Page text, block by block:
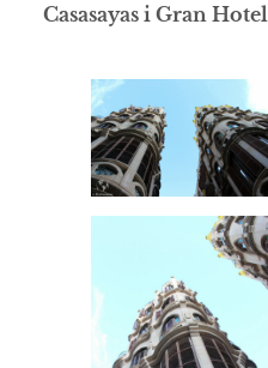
Casasayas i Gran Hotel